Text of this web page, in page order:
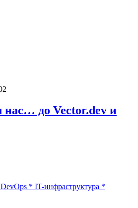
нас… до Vector.dev и
DevOps * IT-инфраструктура *